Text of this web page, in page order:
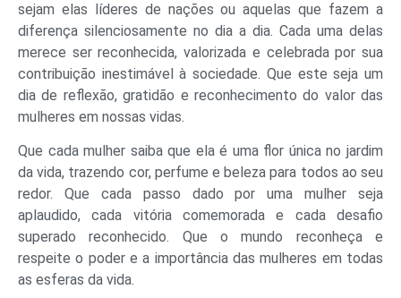
sejam elas líderes de nações ou aquelas que fazem a
diferença silenciosamente no dia a dia. Cada uma delas
merece ser reconhecida, valorizada e celebrada por sua
contribuição inestimável à sociedade. Que este seja um
dia de reflexão, gratidão e reconhecimento do valor das
mulheres em nossas vidas.
Que cada mulher saiba que ela é uma flor única no jardim
da vida, trazendo cor, perfume e beleza para todos ao seu
redor. Que cada passo dado por uma mulher seja
aplaudido, cada vitória comemorada e cada desafio
superado reconhecido. Que o mundo reconheça e
respeite o poder e a importância das mulheres em todas
as esferas da vida.